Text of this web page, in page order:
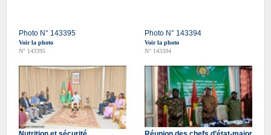
Photo N° 143395
Voir la photo
N° 143395
Photo N° 143394
Voir la photo
N° 143394